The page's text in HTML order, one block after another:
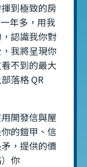
到極致的房
年多，用我
認識我你對
我將呈現你
不到的最大
落格 QR
開發信與屋
的鎧甲、信
，提供的價
你